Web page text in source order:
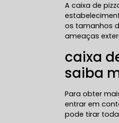
A caixa de
os tamanhos
ameaças
caixa
saiba
Para obter
entrar em
pode tirar